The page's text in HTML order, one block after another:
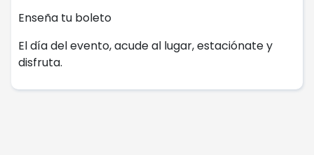
Enseña tu boleto
El día del evento, acude al lugar, estaciónate y
disfruta.